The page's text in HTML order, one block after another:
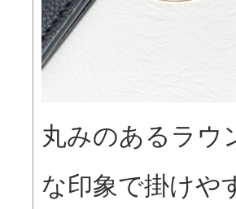
丸みのあるラウ
な印象で掛けや